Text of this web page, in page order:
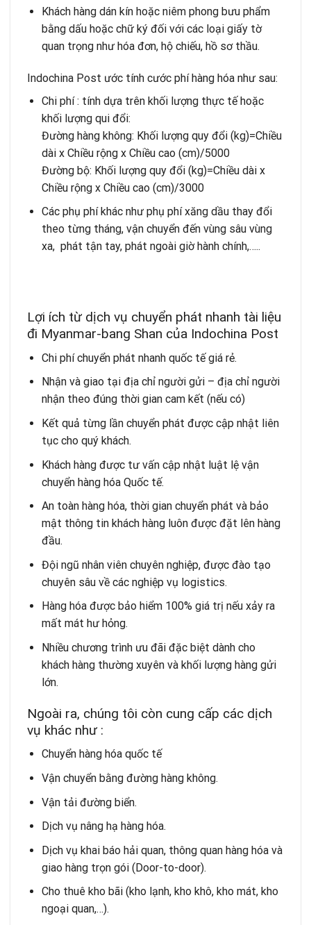
Khách hàng dán kín hoặc niêm phong bưu phẩm
bằng dấu hoặc chữ ký đối với các loại giấy tờ
quan trọng như hóa đơn, hộ chiếu, hồ sơ thầu.
Indochina Post ước tính cước phí hàng hóa như sau:
Chi phí : tính dựa trên khối lượng thực tế hoặc
khối lượng qui đổi:
Đường hàng không: Khối lượng quy đổi (kg)=Chiều
dài x Chiều rộng x Chiều cao (cm)/5000
Đường bộ: Khối lượng quy đổi (kg)=Chiều dài x
Chiều rộng x Chiều cao (cm)/3000
Các phụ phí khác như phụ phí xăng dầu thay đổi
theo từng tháng, vận chuyển đến vùng sâu vùng
xa, phát tận tay, phát ngoài giờ hành chính,…..
Lợi ích từ dịch vụ chuyển phát nhanh tài liệu
đi Myanmar-bang Shan của Indochina Post
Chi phí chuyển phát nhanh quốc tế giá rẻ.
Nhận và giao tại địa chỉ người gửi – địa chỉ người
nhận theo đúng thời gian cam kết (nếu có)
Kết quả từng lần chuyển phát được cập nhật liên
tục cho quý khách.
Khách hàng được tư vấn cập nhật luật lệ vận
chuyển hàng hóa Quốc tế.
An toàn hàng hóa, thời gian chuyển phát và bảo
mật thông tin khách hàng luôn được đặt lên hàng
đầu.
Đội ngũ nhân viên chuyên nghiệp, được đào tạo
chuyên sâu về các nghiệp vụ logistics.
Hàng hóa được bảo hiểm 100% giá trị nếu xảy ra
mất mát hư hỏng.
Nhiều chương trình ưu đãi đặc biệt dành cho
khách hàng thường xuyên và khối lượng hàng gửi
lớn.
Ngoài ra, chúng tôi còn cung cấp các dịch
vụ khác như :
Chuyển hàng hóa quốc tế
Vận chuyển bằng đường hàng không.
Vận tải đường biển.
Dịch vụ nâng hạ hàng hóa.
Dịch vụ khai báo hải quan, thông quan hàng hóa và
giao hàng trọn gói (Door-to-door).
Cho thuê kho bãi(kho lạnh, kho khô, kho mát, kho
ngoại quan,…).